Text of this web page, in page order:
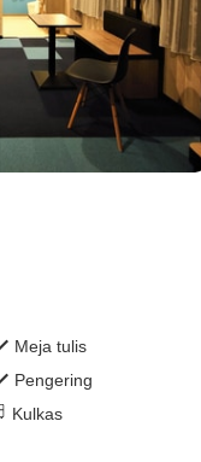
Meja tulis
Pengering
Kulkas